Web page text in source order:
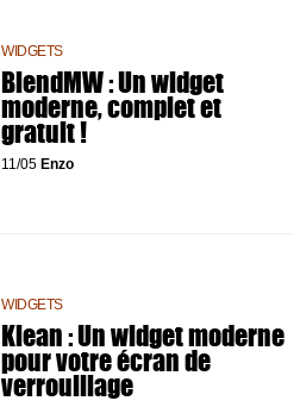
WIDGETS
BlendMW : Un widget
moderne, complet et
gratuit !
11/05 Enzo
WIDGETS
Klean : Un widget moderne
pour votre écran de
verrouillage